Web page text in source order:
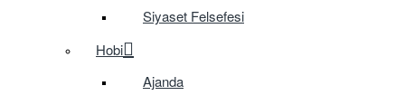
Siyaset Felsefesi
Hobi
Ajanda